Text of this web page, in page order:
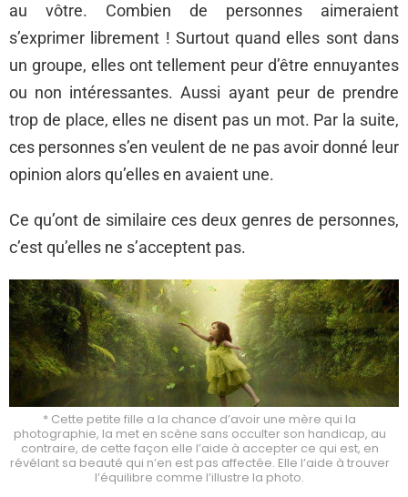
au vôtre. Combien de personnes aimeraient
s’exprimer librement ! Surtout quand elles sont dans
un groupe, elles ont tellement peur d’être ennuyantes
ou non intéressantes. Aussi ayant peur de prendre
trop de place, elles ne disent pas un mot. Par la suite,
ces personnes s’en veulent de ne pas avoir donné leur
opinion alors qu’elles en avaient une.
Ce qu’ont de similaire ces deux genres de personnes,
c’est qu’elles ne s’acceptent pas.
* Cette petite fille a la chance d’avoir une mère qui la
photographie, la met en scène sans occulter son handicap, au
contraire, de cette façon elle l’aide à accepter ce qui est, en
révélant sa beauté qui n’en est pas affectée. Elle l’aide à trouver
l’équilibre comme l’illustre la photo.